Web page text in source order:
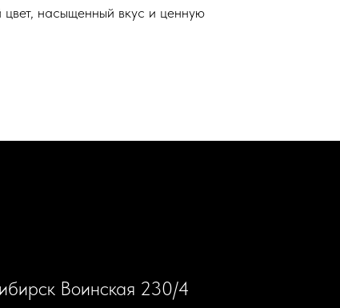
насыщенный вкус и ценную
Воинская 230/4